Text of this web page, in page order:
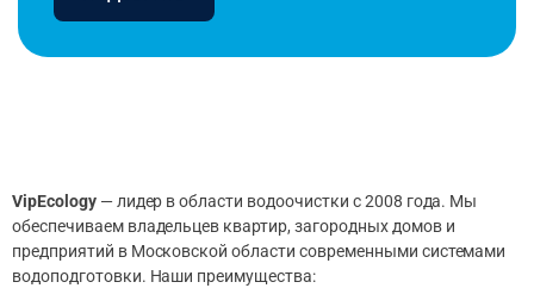
VipEcology— лидер в области водоочистки с 2008 года. Мы
обеспечиваем владельцев квартир, загородных домов и
предприятий в Московской области современными системами
водоподготовки. Наши преимущества: